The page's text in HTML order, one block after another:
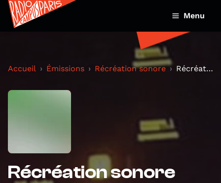
Menu
Accueil Émissions Récréation sonore Récréation sonore PODCAST : La Ville #3 // 8 novem...
Récréation sonore